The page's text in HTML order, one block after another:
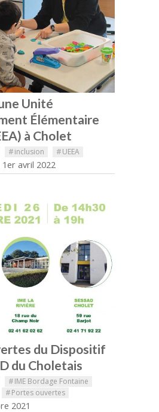
Unité
Élémentaire
à Cholet
#inclusion #UEEA
avril 2022
du Dispositif
du Choletais
#IME Bordage Fontaine
#Portes ouvertes
2021